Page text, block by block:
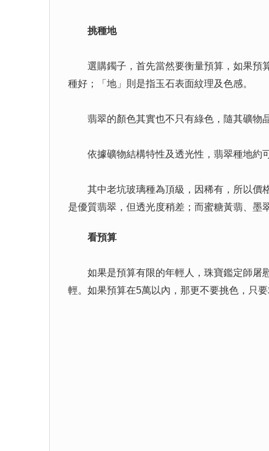
挑種地
選購鐲子，首先當然要衡量預算，如果預算
種好；「地」則是指玉石表面紋理及色感。
翡翠的顏色其實也不只有綠色，隨其礦物晶
依據礦物結構特性及透光性，翡翠種地約可
其中老坑玻璃種為頂級，因稀有，所以價格
是優質翡翠，但透光度稍差；而蜜糖黃翡、
看預算
如果是預算有限的年輕人，珠寶鑑定師屠慰
輕。如果預算在5萬以內，那更不要挑色，只